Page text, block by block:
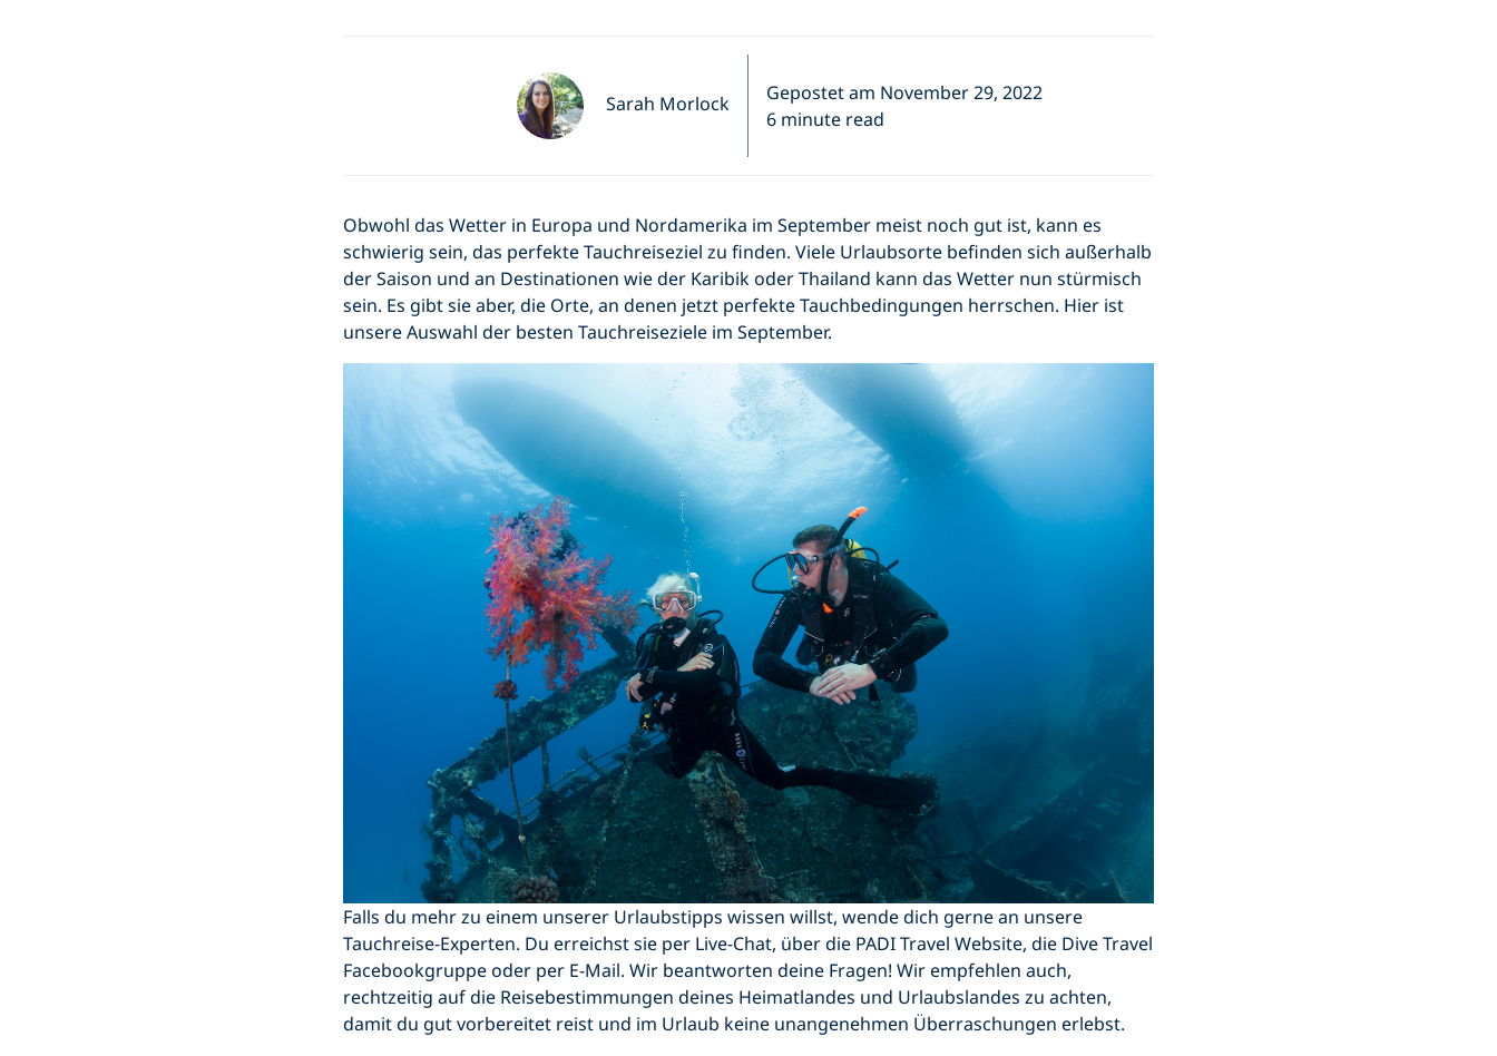
Sarah Morlock
Gepostet am November 29, 2022
6 minute read
Obwohl das Wetter in Europa und Nordamerika im September meist noch gut ist, kann es
schwierig sein, das perfekte Tauchreiseziel zu finden. Viele Urlaubsorte befinden sich außerhalb
der Saison und an Destinationen wie der Karibik oder Thailand kann das Wetter nun stürmisch
sein. Es gibt sie aber, die Orte, an denen jetzt perfekte Tauchbedingungen herrschen. Hier ist
unsere Auswahl der besten Tauchreiseziele im September.
Falls du mehr zu einem unserer Urlaubstipps wissen willst, wende dich gerne an unsere
Tauchreise-Experten. Du erreichst sie per Live-Chat, über die PADI Travel Website, die Dive Travel
Facebookgruppe oder per E-Mail. Wir beantworten deine Fragen! Wir empfehlen auch,
rechtzeitig auf die Reisebestimmungen deines Heimatlandes und Urlaubslandes zu achten,
damit du gut vorbereitet reist und im Urlaub keine unangenehmen Überraschungen erlebst.